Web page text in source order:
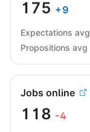
175 +9
Expectations avg
Propositions avg
Jobs online
118 -4